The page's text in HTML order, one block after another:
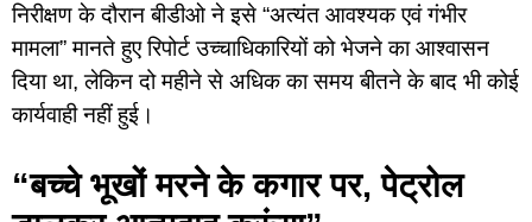
निरीक्षण के दौरान बीडीओ ने इसे “अत्यंत आवश्यक एवं गंभीर
मामला” मानते हुए रिपोर्ट उच्चाधिकारियों को भेजने का आश्वासन
दिया था, लेकिन दो महीने से अधिक का समय बीतने के बाद भी कोई
कार्यवाही नहीं हुई।
“बच्चे भूखों मरने के कगार पर, पेट्रोल